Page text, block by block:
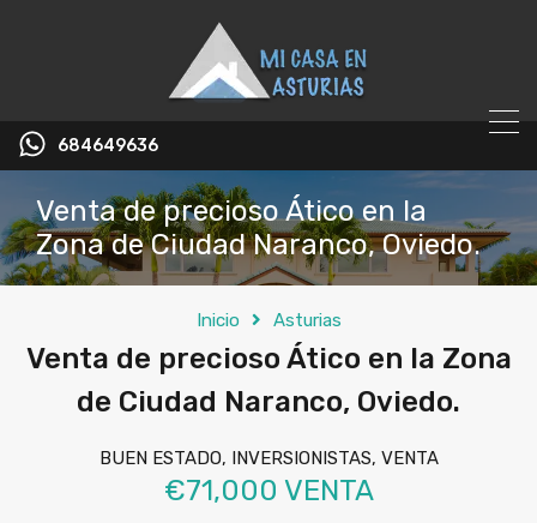
684649636
Venta de precioso Ático en la
Zona de Ciudad Naranco, Oviedo.
Inicio Asturias
Venta de precioso Ático en la Zona
de Ciudad Naranco, Oviedo.
BUEN ESTADO, INVERSIONISTAS, VENTA
€71,000 VENTA